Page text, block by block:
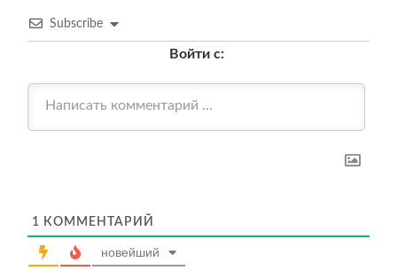
Subscribe
Войти с:
1 КОММЕНТАРИЙ
новейший